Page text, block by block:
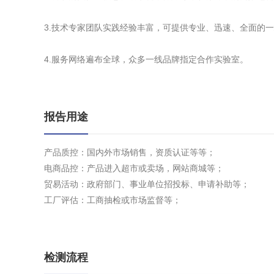
3.技术专家团队实践经验丰富，可提供专业、迅速、全面的一
4.服务网络遍布全球，众多一线品牌指定合作实验室。
报告用途
产品质控：国内外市场销售，资质认证等等；
电商品控：产品进入超市或卖场，网站商城等；
贸易活动：政府部门、事业单位招投标、申请补助等；
工厂评估：工商抽检或市场监督等；
检测流程